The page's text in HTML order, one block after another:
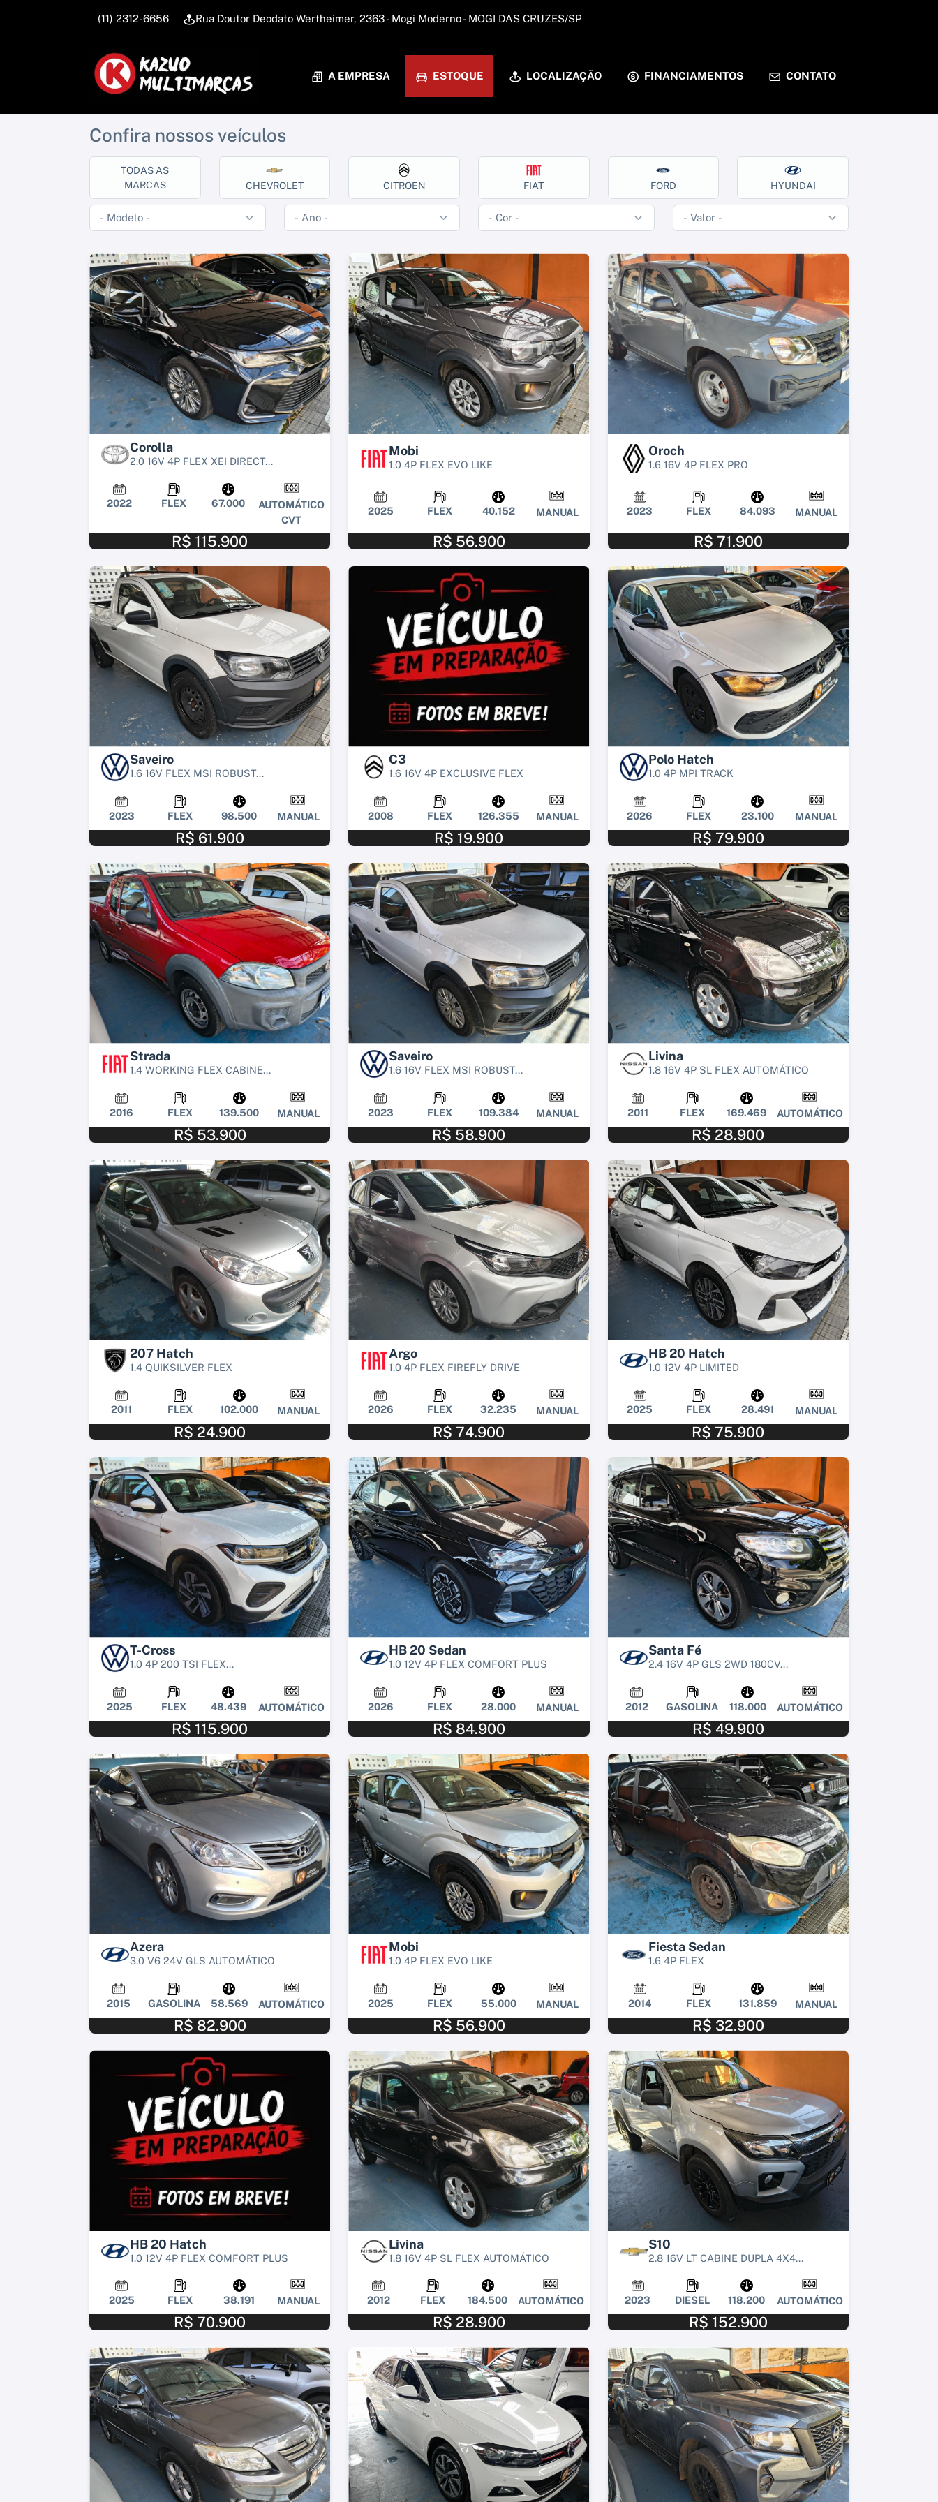
(11) 2312-6656 Rua Doutor Deodato Wertheimer, 2363 - Mogi Moderno - MOGI DAS CRUZES/SP
A EMPRESA ESTOQUE LOCALIZAÇÃO FINANCIAMENTOS CONTATO
Confira nossos veículos
TODAS AS
MARCAS
CHEVROLET CITROEN FIAT FORD HYUNDAI
Corolla
2.0 16V 4P FLEX XEI DIRECT...
2022 FLEX 67.000
AUTOMÁTICO
CVT
R$ 115.900
Mobi
1.0 4P FLEX EVO LIKE
2025 FLEX 40.152 MANUAL
R$ 56.900
Oroch
1.6 16V 4P FLEX PRO
2023 FLEX 84.093 MANUAL
R$ 71.900
Saveiro
1.6 16V FLEX MSI ROBUST...
2023 FLEX 98.500 MANUAL
R$ 61.900
C3
1.6 16V 4P EXCLUSIVE FLEX
2008 FLEX 126.355 MANUAL
R$ 19.900
Polo Hatch
1.0 4P MPI TRACK
2026 FLEX 23.100 MANUAL
R$ 79.900
Strada
1.4 WORKING FLEX CABINE...
2016 FLEX 139.500 MANUAL
R$ 53.900
Saveiro
1.6 16V FLEX MSI ROBUST...
2023 FLEX 109.384 MANUAL
R$ 58.900
Livina
1.8 16V 4P SL FLEX AUTOMÁTICO
2011 FLEX 169.469 AUTOMÁTICO
R$ 28.900
207 Hatch
1.4 QUIKSILVER FLEX
2011 FLEX 102.000 MANUAL
R$ 24.900
Argo
1.0 4P FLEX FIREFLY DRIVE
2026 FLEX 32.235 MANUAL
R$ 74.900
HB 20 Hatch
1.0 12V 4P LIMITED
2025 FLEX 28.491 MANUAL
R$ 75.900
T-Cross
1.0 4P 200 TSI FLEX...
2025 FLEX 48.439 AUTOMÁTICO
R$ 115.900
HB 20 Sedan
1.0 12V 4P FLEX COMFORT PLUS
2026 FLEX 28.000 MANUAL
R$ 84.900
Santa Fé
2.4 16V 4P GLS 2WD 180CV...
2012 GASOLINA 118.000 AUTOMÁTICO
R$ 49.900
Azera
3.0 V6 24V GLS AUTOMÁTICO
2015 GASOLINA 58.569 AUTOMÁTICO
R$ 82.900
Mobi
1.0 4P FLEX EVO LIKE
2025 FLEX 55.000 MANUAL
R$ 56.900
Fiesta Sedan
1.6 4P FLEX
2014 FLEX 131.859 MANUAL
R$ 32.900
HB 20 Hatch
1.0 12V 4P FLEX COMFORT PLUS
2025 FLEX 38.191 MANUAL
R$ 70.900
Livina
1.8 16V 4P SL FLEX AUTOMÁTICO
2012 FLEX 184.500 AUTOMÁTICO
R$ 28.900
S10
2.8 16V LT CABINE DUPLA 4X4...
2023 DIESEL 118.200 AUTOMÁTICO
R$ 152.900